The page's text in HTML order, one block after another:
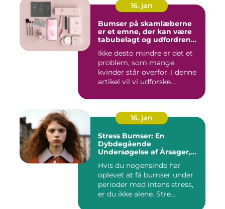
16. jan
Bumser på skamlæberne
er et emne, der kan være
tabubelagt og udfordrende
Ikke desto mindre er det et
problem, som mange
kvinder står overfor. I denne
artikel vil vi udforske...
16. jan
Stress Bumser: En
Dybdegående
Undersøgelse af Årsager,
Hvis du nogensinde har
oplevet at få bumser under
perioder med intens stress,
er du ikke alene. Stre...